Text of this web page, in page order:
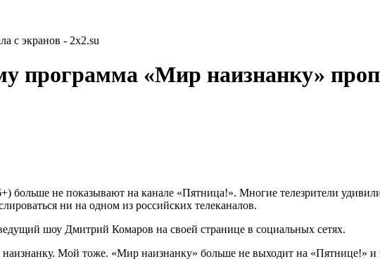
с экранов - 2x2.su
программа «Мир наизнанку»
не показывают на канале «Пятница!». Многие телезрители
ни на одном из российских телеканалов.
шоу Дмитрий Комаров на своей странице в социальных сетях.
Мой тоже. «Мир наизнанку» больше не выходит на «Пятнице!» и